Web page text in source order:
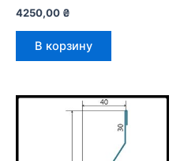
4250,00 ₴
В корзину